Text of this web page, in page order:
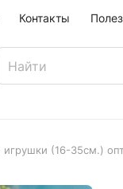
Контакты
игрушки (16-35см.)